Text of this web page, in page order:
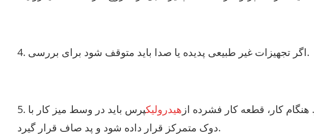
4. اگر تجهیزات غیر طبیعی پدیده یا صدا باید متوقف شود برای بررسی.
کار، قطعه کار فشرده از هیدرولیکپرس باید در وسط میز کار با
دوک متمرکز قرار داده شود و پد صاف قرار گیرد.